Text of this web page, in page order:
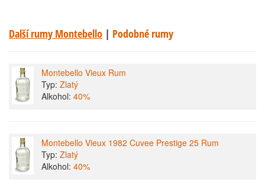
Další rumy Montebello | Podobné rumy
Montebello Vieux Rum
Typ: Zlatý
Alkohol: 40%
Montebello Vieux 1982 Cuvee Prestige 25 Rum
Typ: Zlatý
Alkohol: 40%